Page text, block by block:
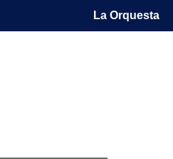
La Orquesta